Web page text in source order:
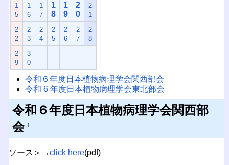
1
5
1
6
1
7
1
8
1
9
2
0
2
1
2
2
2
3
2
4
2
5
2
6
2
7
2
8
2
9
3
0
令和６年度⽇本植物病理学会関⻄部会
令和 6 年度日本植物病理学会東北部会
令和６年度⽇本植物病理学会関⻄部
会 †
ソース＞→click here(pdf)